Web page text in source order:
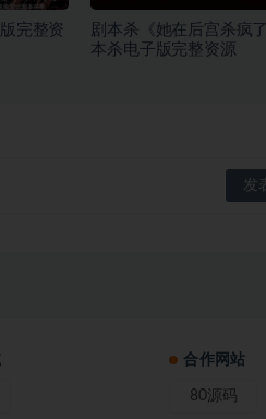
完整资
剧本杀《她在后宫杀疯
本杀电子版完整资源
合作网站
80源码